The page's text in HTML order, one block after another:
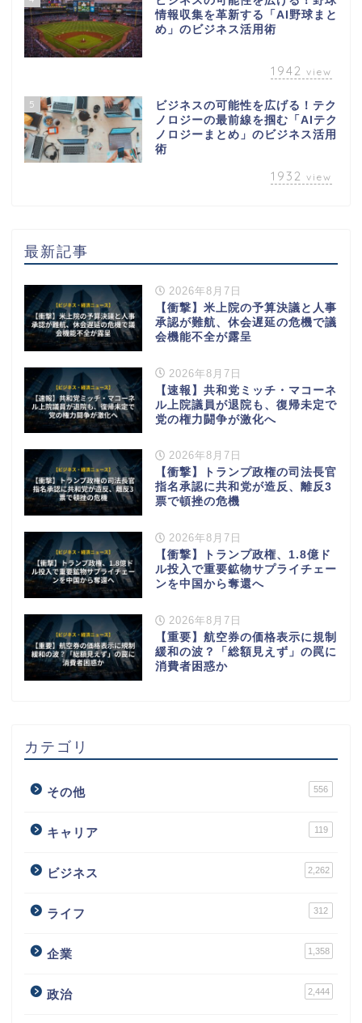
情報収集を革新する「AI野球まと
め」のビジネス活用術
1942 view
5
ビジネスの可能性を広げる！テク
ノロジーの最前線を掴む「AIテク
ノロジーまとめ」のビジネス活用
術
1932 view
最新記事
2026年8月7日
【衝撃】米上院の予算決議と人事
承認が難航、休会遅延の危機で議
会機能不全が露呈
2026年8月7日
【速報】共和党ミッチ・マコーネ
ル上院議員が退院も、復帰未定で
党の権力闘争が激化へ
2026年8月7日
【衝撃】トランプ政権の司法長官
指名承認に共和党が造反、離反3
票で頓挫の危機
2026年8月7日
【衝撃】トランプ政権、1.8億ド
ル投入で重要鉱物サプライチェー
ンを中国から奪還へ
2026年8月7日
【重要】航空券の価格表示に規制
緩和の波？「総額見えず」の罠に
消費者困惑か
カテゴリ
その他 556
キャリア 119
ビジネス 2,262
ライフ 312
企業 1,358
政治 2,444